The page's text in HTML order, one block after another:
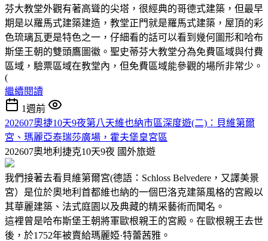
芬大教堂外觀有著高聳的尖塔，很經典的哥德式建築，但最早
期是以羅馬式建築建造，教堂正門就是羅馬式建築，屋頂的彩
色琉璃瓦更是特色之一，仔細看的話可以看到幾何圖形和哈布
斯堡王朝的雙頭鷹圖徽。聖史蒂芬大教堂分為免費區域與付費
區域，驗票區域在教堂內，但免費區域能參觀的場所非常少。
(
繼續閱讀
1週前
202607奧捷10天9夜第八天維也納市區深度遊(二)：貝維第爾
宮、瑪麗亞泰瑞莎廣場，霍夫堡皇宮區
202607奧地利捷克10天9夜 國外旅遊
我們接著去看貝維第爾宮(德語：Schloss Belvedere，又譯美景
宮）是位於奧地利首都維也納的一個巴洛克建築風格的宮殿以
其華麗建築、法式庭園以及典藏的精采藝術而聞名。
這裡曾是哈布斯堡王朝將軍歐根親王的宮殿。在歐根親王去世
後，於1752年被賣給瑪麗婭·特蕾茜雅。